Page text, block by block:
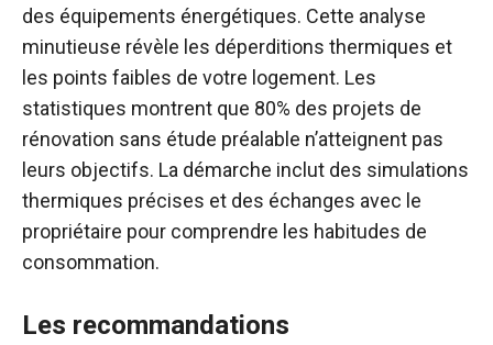
des équipements énergétiques. Cette analyse
minutieuse révèle les déperditions thermiques et
les points faibles de votre logement. Les
statistiques montrent que 80% des projets de
rénovation sans étude préalable n’atteignent pas
leurs objectifs. La démarche inclut des simulations
thermiques précises et des échanges avec le
propriétaire pour comprendre les habitudes de
consommation.
Les recommandations